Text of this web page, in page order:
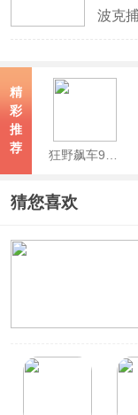
精
彩
推
荐
猜您喜欢